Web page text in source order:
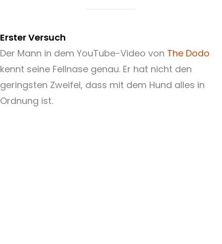
Erster Versuch
Der Mann in dem YouTube-Video von The Dodo
kennt seine Fellnase genau. Er hat nicht den
geringsten Zweifel, dass mit dem Hund alles in
Ordnung ist.